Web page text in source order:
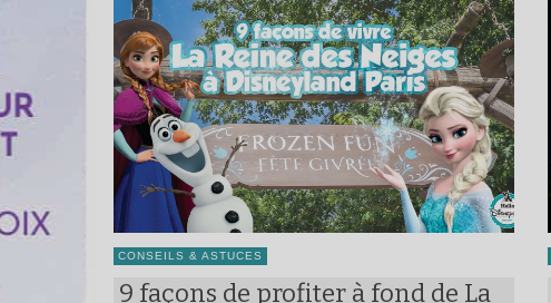
CONSEILS & ASTUCES
9 façons de profiter à fond de La